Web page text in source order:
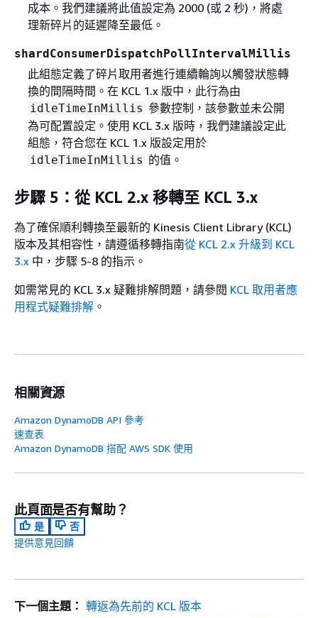
成本。我們建議將此值設定為 2000 (或 2 秒)，將處
理新碎片的延遲降至最低。
shardConsumerDispatchPollIntervalMillis
此組態定義了碎片取用者進行連續輪詢以觸發狀態轉
換的間隔時間。在 KCL 1.x 版中，此行為由
idleTimeInMillis 參數控制，該參數並未公開
為可配置設定。使用 KCL 3.x 版時，我們建議設定此
組態，符合您在 KCL 1.x 版設定用於
idleTimeInMillis 的值。
步驟 5：從 KCL 2.x 移轉至 KCL 3.x
為了確保順利轉換至最新的 Kinesis Client Library (KCL)
版本及其相容性，請遵循移轉指南從 KCL 2.x 升級到 KCL
3.x 中，步驟 5-8 的指示。
如需常見的 KCL 3.x 疑難排解問題，請參閱 KCL 取用者應
用程式疑難排解 。
相關資源
Amazon DynamoDB API 參考
速查表
Amazon DynamoDB 搭配 AWS SDK 使用
此頁面是否有幫助？
是
否
提供意見回饋
下一個主題： 轉返為先前的 KCL 版本